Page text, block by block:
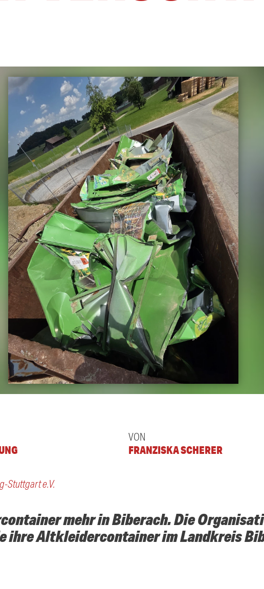
VON
FRANZISKA SCHERER
Stuttgart e.V.
mehr in Biberach. Die
ihre Altkleidercontainer im Landkreis